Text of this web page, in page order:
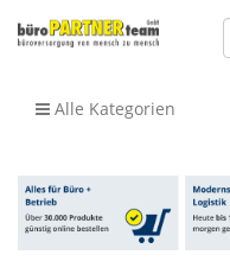
Alle Kategorien